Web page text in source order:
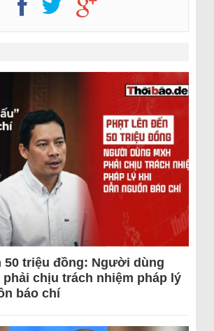
50 triệu đồng: Người dùng
phải chịu trách nhiệm pháp lý
báo chí